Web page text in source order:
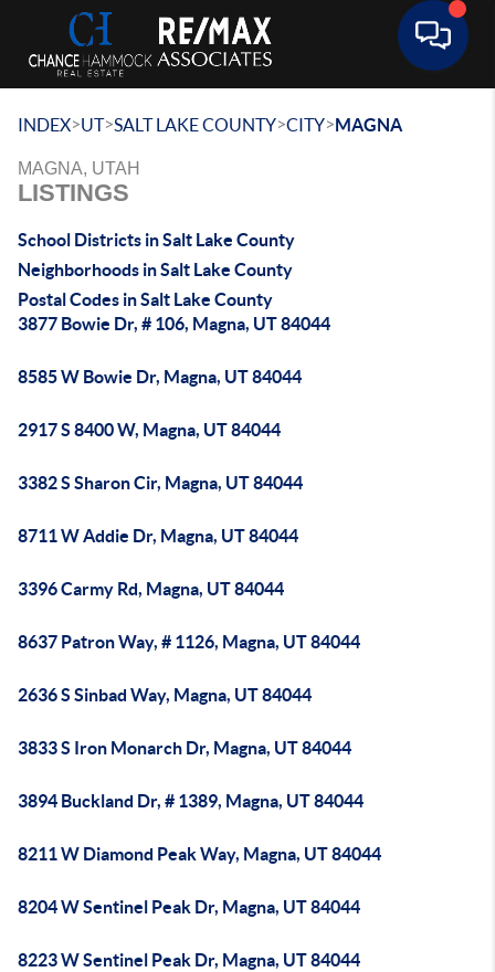
INDEX>UT>SALT LAKE COUNTY>CITY>MAGNA
MAGNA, UTAH
LISTINGS
School Districts in Salt Lake County
Neighborhoods in Salt Lake County
Postal Codes in Salt Lake County
3877 Bowie Dr, # 106, Magna, UT 84044
8585 W Bowie Dr, Magna, UT 84044
2917 S 8400 W, Magna, UT 84044
3382 S Sharon Cir, Magna, UT 84044
8711 W Addie Dr, Magna, UT 84044
3396 Carmy Rd, Magna, UT 84044
8637 Patron Way, # 1126, Magna, UT 84044
2636 S Sinbad Way, Magna, UT 84044
3833 S Iron Monarch Dr, Magna, UT 84044
3894 Buckland Dr, # 1389, Magna, UT 84044
8211 W Diamond Peak Way, Magna, UT 84044
8204 W Sentinel Peak Dr, Magna, UT 84044
8223 W Sentinel Peak Dr, Magna, UT 84044